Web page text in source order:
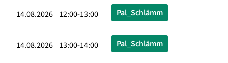
14.08.2026 12:00-13:00 Pal_Schlämm
14.08.2026 13:00-14:00 Pal_Schlämm